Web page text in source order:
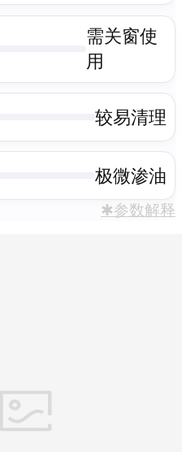
需关窗使
用
较易清理
极微渗油
✱参数解释